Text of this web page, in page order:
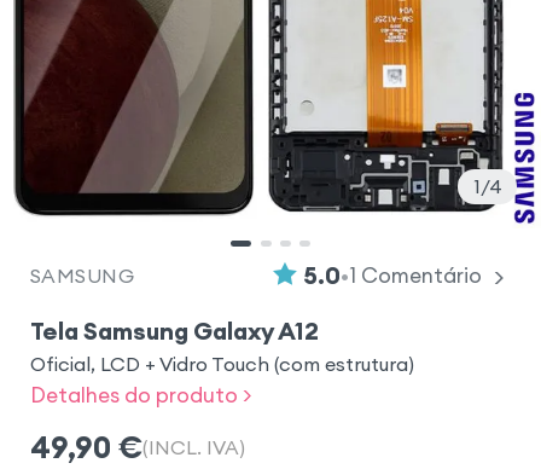
1 4
SAMSUNG 5.0•1 Comentário
Tela Samsung Galaxy A12
Oficial, LCD + Vidro Touch (com estrutura)
Detalhes do produto >
49,90 €(INCL. IVA)